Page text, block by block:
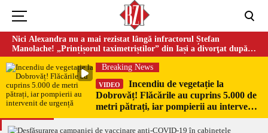
Nici Alexandra nu a mai rezistat lângă infractorul Ștefan
Manolache! „Prințișorul taximetriștilor” din Iași a divorţat după
doi ani de căsnicie
Breaking News
VIDEO
Incendiu de vegetație la
Dobrovăț! Flăcările au cuprins 5.000 de
metri pătrați, iar pompierii au intervenit
de urgență